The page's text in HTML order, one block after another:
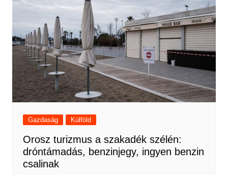
Gazdaság Külföld
Orosz turizmus a szakadék szélén:
dróntámadás, benzinjegy, ingyen benzin
csalinak